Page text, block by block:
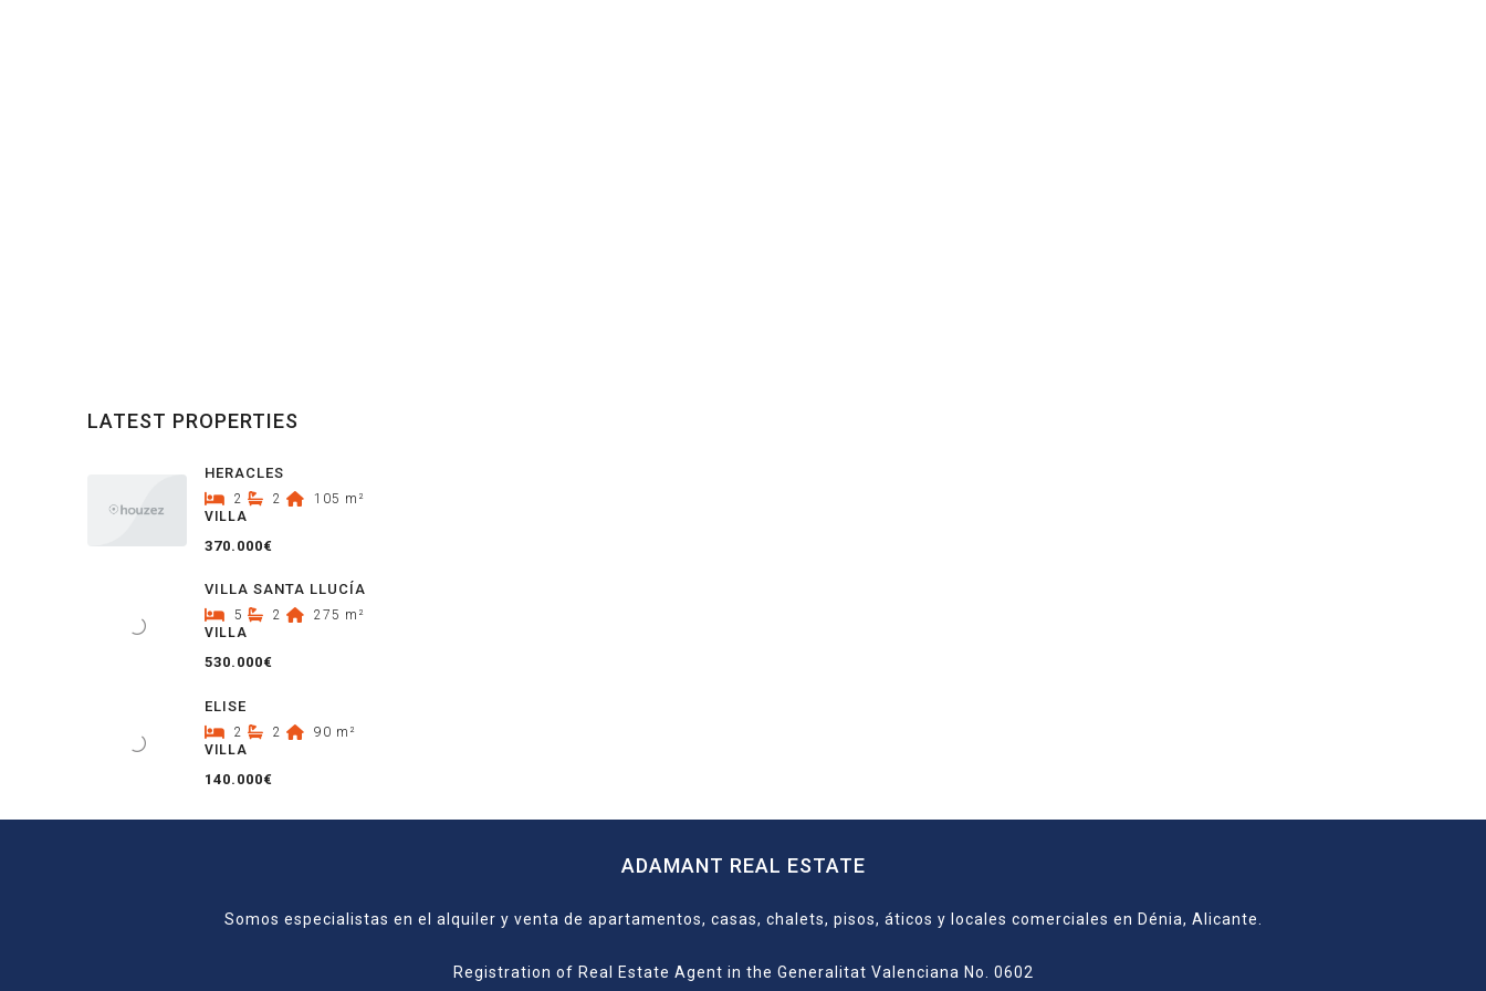
LATEST PROPERTIES
HERACLES
2 2 105 m²
VILLA
370.000€
VILLA SANTA LLUCÍA
5 2 275 m²
VILLA
530.000€
ELISE
2 2 90 m²
VILLA
140.000€
ADAMANT REAL ESTATE
Somos especialistas en el alquiler y venta de apartamentos, casas, chalets, pisos, áticos y locales comerciales en Dénia, Alicante.
Registration of Real Estate Agent in the Generalitat Valenciana No. 0602